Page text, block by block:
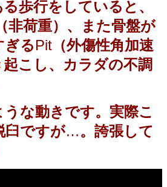
歩行をしていると、
（非荷重）、また骨盤が
ぎるPit （外傷性角加速
こし、カラダの不調
な動きです。実際こ
臼ですが…。誇張して